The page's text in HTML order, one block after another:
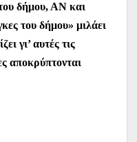
δήμου, ΑΝ και
του δήμου» μιλάει
γι’ αυτές τις
αποκρύπτονται